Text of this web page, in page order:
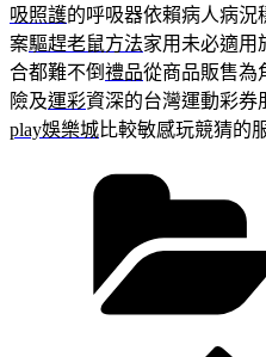
吸照護的呼吸器依賴病人病況
案驅趕老鼠方法家用未必適用
合都難不倒禮品從商品販售為
險及運彩資深的台灣運動彩券
play娛樂城比較敏感玩競猜的